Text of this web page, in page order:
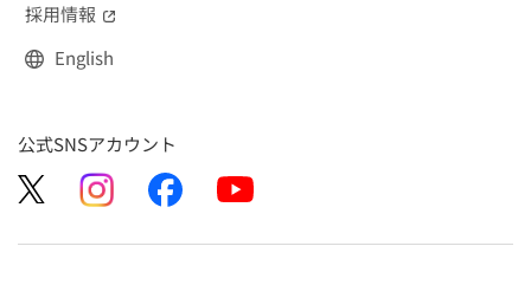
採用情報
English
公式SNSアカウント